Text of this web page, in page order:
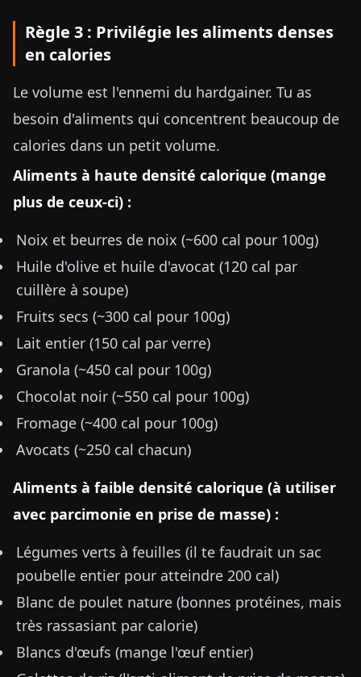
Règle 3 : Privilégie les aliments denses
en calories
Le volume est l'ennemi du hardgainer. Tu as
besoin d'aliments qui concentrent beaucoup de
calories dans un petit volume.
Aliments à haute densité calorique (mange
plus de ceux-ci) :
Noix et beurres de noix (~600 cal pour 100g)
Huile d'olive et huile d'avocat (120 cal par
cuillère à soupe)
Fruits secs (~300 cal pour 100g)
Lait entier (150 cal par verre)
Granola (~450 cal pour 100g)
Chocolat noir (~550 cal pour 100g)
Fromage (~400 cal pour 100g)
Avocats (~250 cal chacun)
Aliments à faible densité calorique (à utiliser
avec parcimonie en prise de masse) :
Légumes verts à feuilles (il te faudrait un sac
poubelle entier pour atteindre 200 cal)
Blanc de poulet nature (bonnes protéines, mais
très rassasiant par calorie)
Blancs d'œufs (mange l'œuf entier)